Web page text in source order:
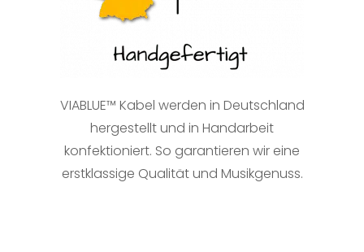
VIABLUE™ Kabel werden in Deutschland
hergestellt und in Handarbeit
konfektioniert. So garantieren wir eine
erstklassige Qualität und Musikgenuss.